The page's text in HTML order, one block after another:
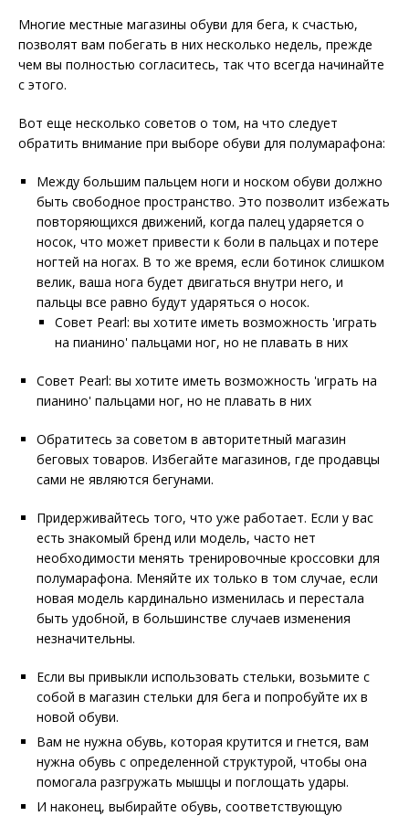
Многие местные магазины обуви для бега, к счастью,
позволят вам побегать в них несколько недель, прежде
чем вы полностью согласитесь, так что всегда начинайте
с этого.
Вот еще несколько советов о том, на что следует
обратить внимание при выборе обуви для полумарафона:
Между большим пальцем ноги и носком обуви должно
быть свободное пространство. Это позволит избежать
повторяющихся движений, когда палец ударяется о
носок, что может привести к боли в пальцах и потере
ногтей на ногах. В то же время, если ботинок слишком
велик, ваша нога будет двигаться внутри него, и
пальцы все равно будут ударяться о носок.
Совет Pearl: вы хотите иметь возможность 'играть
на пианино' пальцами ног, но не плавать в них
Совет Pearl: вы хотите иметь возможность 'играть на
пианино' пальцами ног, но не плавать в них
Обратитесь за советом в авторитетный магазин
беговых товаров. Избегайте магазинов, где продавцы
сами не являются бегунами.
Придерживайтесь того, что уже работает. Если у вас
есть знакомый бренд или модель, часто нет
необходимости менять тренировочные кроссовки для
полумарафона. Меняйте их только в том случае, если
новая модель кардинально изменилась и перестала
быть удобной, в большинстве случаев изменения
незначительны.
Если вы привыкли использовать стельки, возьмите с
собой в магазин стельки для бега и попробуйте их в
новой обуви.
Вам не нужна обувь, которая крутится и гнется, вам
нужна обувь с определенной структурой, чтобы она
помогала разгружать мышцы и поглощать удары.
И наконец, выбирайте обувь, соответствующую